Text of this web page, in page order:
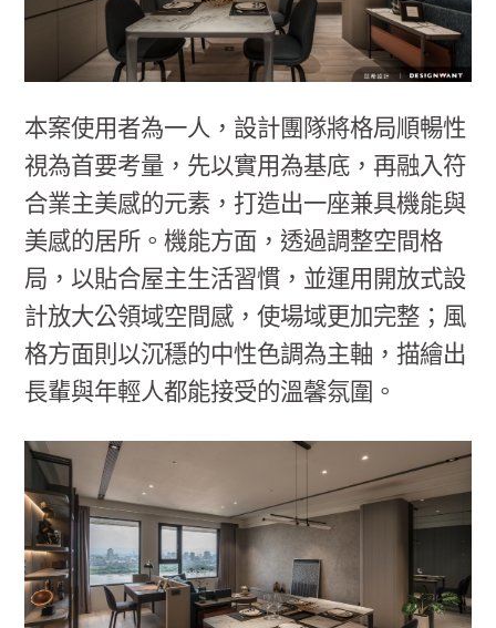
本案使用者為一人，設計團隊將格局順暢性
視為首要考量，先以實用為基底，再融入符
合業主美感的元素，打造出一座兼具機能與
美感的居所。機能方面，透過調整空間格
局，以貼合屋主生活習慣，並運用開放式設
計放大公領域空間感，使場域更加完整；風
格方面則以沉穩的中性色調為主軸，描繪出
長輩與年輕人都能接受的溫馨氛圍。